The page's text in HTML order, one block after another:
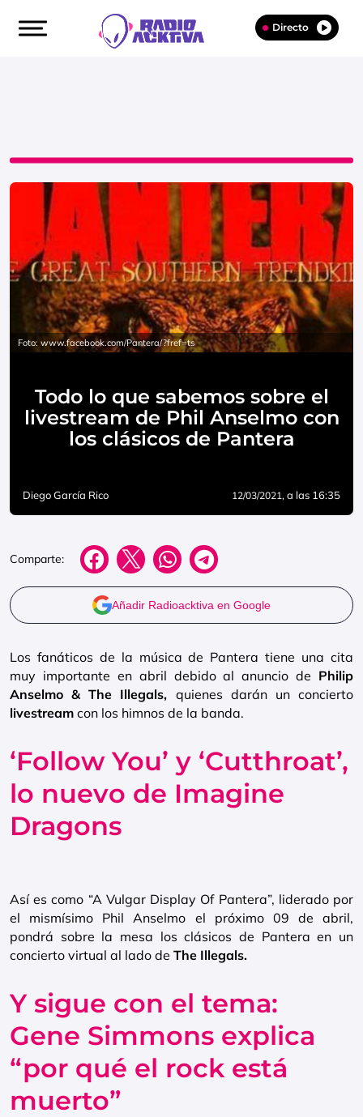
Directo
Foto: www.facebook.com/Pantera/?fref=ts
Todo lo que sabemos sobre el
livestream de Phil Anselmo con
los clásicos de Pantera
Diego García Rico 12/03/2021, a las 16:35
Comparte:
Añadir Radioacktiva en Google
Los fanáticos de la música de Pantera tiene una cita
muy importante en abril debido al anuncio de Philip
Anselmo & The Illegals, quienes darán un concierto
livestream con los himnos de la banda.
‘Follow You’ y ‘Cutthroat’,
lo nuevo de Imagine
Dragons
Así es como “A Vulgar Display Of Pantera”, liderado por
el mismísimo Phil Anselmo el próximo 09 de abril,
pondrá sobre la mesa los clásicos de Pantera en un
concierto virtual al lado de The Illegals.
Y sigue con el tema:
Gene Simmons explica
“por qué el rock está
muerto”